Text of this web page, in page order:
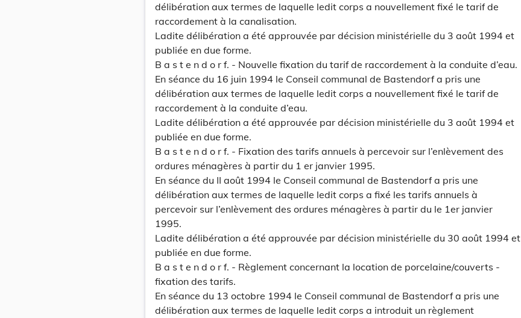
délibération aux termes de laquelle ledit corps a nouvellement fixé le tarif de
raccordement à la canalisation.
Ladite délibération a été approuvée par décision ministérielle du 3 août 1994 et
publiée en due forme.
B a s t e n d o r f. - Nouvelle fixation du tarif de raccordement à la conduite d’eau.
En séance du 16 juin 1994 le Conseil communal de Bastendorf a pris une
délibération aux termes de laquelle ledit corps a nouvellement fixé le tarif de
raccordement à la conduite d’eau.
Ladite délibération a été approuvée par décision ministérielle du 3 août 1994 et
publiée en due forme.
B a s t e n d o r f. - Fixation des tarifs annuels à percevoir sur l’enlèvement des
ordures ménagères à partir du 1 er janvier 1995.
En séance du II août 1994 le Conseil communal de Bastendorf a pris une
délibération aux termes de laquelle ledit corps a fixé les tarifs annuels à
percevoir sur l’enlèvement des ordures ménagères à partir du le 1er janvier
1995.
Ladite délibération a été approuvée par décision ministérielle du 30 août 1994 et
publiée en due forme.
B a s t e n d o r f. - Règlement concernant la location de porcelaine/couverts -
fixation des tarifs.
En séance du 13 octobre 1994 le Conseil communal de Bastendorf a pris une
délibération aux termes de laquelle ledit corps a introduit un règlement